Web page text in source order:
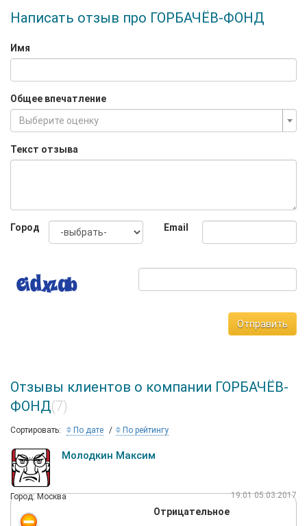
Написать отзыв про ГОРБАЧЁВ-ФОНД
Имя
Общее впечатление
Выберите оценку
Текст отзыва
Город Email
Отправить
Отзывы клиентов о компании ГОРБАЧЁВ-
ФОНД(7)
Сортировать: По дате По рейтингу
Молодкин Максим
Город: Москва 19:01 05.03.2017
Отрицательное